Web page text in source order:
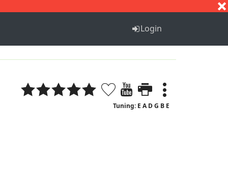
Login
Tuning: E A D G B E